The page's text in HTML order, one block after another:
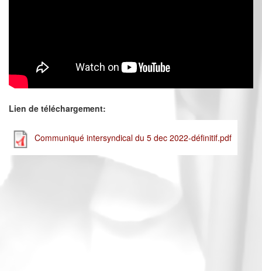
Lien de téléchargement:
Communiqué intersyndical du 5 dec 2022-définitif.pdf